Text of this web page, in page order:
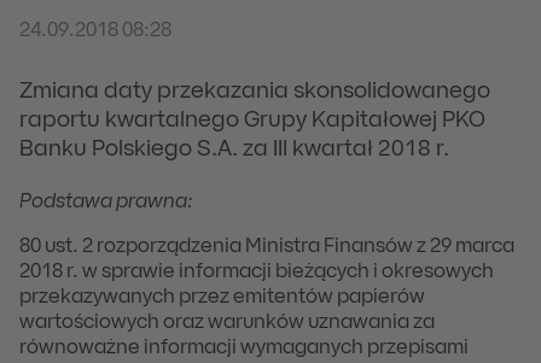
24.09.2018 08:28
Zmiana daty przekazania skonsolidowanego
raportu kwartalnego Grupy Kapitałowej PKO
Banku Polskiego S.A. za III kwartał 2018 r.
Podstawa prawna:
80 ust. 2 rozporządzenia Ministra Finansów z 29 marca
2018 r. w sprawie informacji bieżących i okresowych
przekazywanych przez emitentów papierów
wartościowych oraz warunków uznawania za
równoważne informacji wymaganych przepisami